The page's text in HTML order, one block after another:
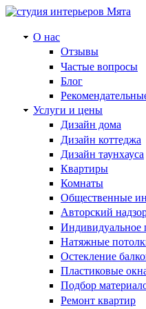
О нас
Отзывы
Частые вопросы
Блог
Услуги и цены
Дизайн дома
Дизайн коттеджа
Дизайн таунхауса
Квартиры
Комнаты
Общественные
Авторский
Индивидуальное
Натяжные
Остекление
Пластиковые
Подбор
Ремонт квартир